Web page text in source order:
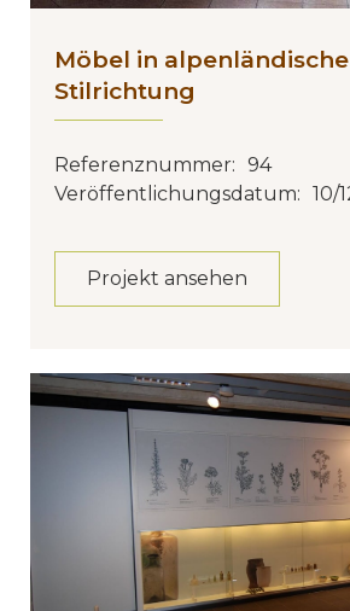
Möbel in
Stilrichtung
Referenznummer: 94
Veröffentlichungsdatum: 10/
Projekt ansehen